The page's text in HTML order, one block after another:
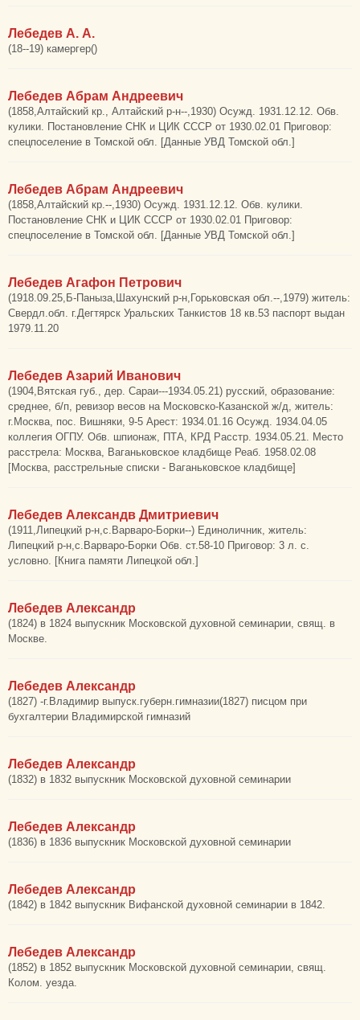
Лебедев А. А.
(18--19) камергер()
Лебедев Абрам Андреевич
(1858,Алтайский кр., Алтайский р-н--,1930) Осужд. 1931.12.12. Обв.
кулики. Постановление СНК и ЦИК СССР от 1930.02.01 Приговор:
спецпоселение в Томской обл. [Данные УВД Томской обл.]
Лебедев Абрам Андреевич
(1858,Алтайский кр.--,1930) Осужд. 1931.12.12. Обв. кулики.
Постановление СНК и ЦИК СССР от 1930.02.01 Приговор:
спецпоселение в Томской обл. [Данные УВД Томской обл.]
Лебедев Агафон Петрович
(1918.09.25,Б-Паныза,Шахунский р-н,Горьковская обл.--,1979) житель:
Свердл.обл. г.Дегтярск Уральских Танкистов 18 кв.53 паспорт выдан
1979.11.20
Лебедев Азарий Иванович
(1904,Вятская губ., дер. Сараи---1934.05.21) русский, образование:
среднее, б/п, ревизор весов на Московско-Казанской ж/д, житель:
г.Москва, пос. Вишняки, 9-5 Арест: 1934.01.16 Осужд. 1934.04.05
коллегия ОГПУ. Обв. шпионаж, ПТА, КРД Расстр. 1934.05.21. Место
расстрела: Москва, Ваганьковское кладбище Реаб. 1958.02.08
[Москва, расстрельные списки - Ваганьковское кладбище]
Лебедев Александв Дмитриевич
(1911,Липецкий р-н,с.Варваро-Борки--) Единоличник, житель:
Липецкий р-н,с.Варваро-Борки Обв. ст.58-10 Приговор: 3 л. с.
условно. [Книга памяти Липецкой обл.]
Лебедев Александр
(1824) в 1824 выпускник Московской духовной семинарии, свящ. в
Москве.
Лебедев Александр
(1827) -г.Владимир выпуск.губерн.гимназии(1827) писцом при
бухгалтерии Владимирской гимназий
Лебедев Александр
(1832) в 1832 выпускник Московской духовной семинарии
Лебедев Александр
(1836) в 1836 выпускник Московской духовной семинарии
Лебедев Александр
(1842) в 1842 выпускник Вифанской духовной семинарии в 1842.
Лебедев Александр
(1852) в 1852 выпускник Московской духовной семинарии, свящ.
Колом. уезда.